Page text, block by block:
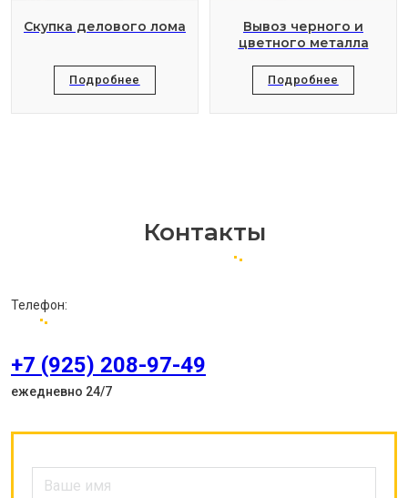
Скупка делового лома
Подробнее
Вывоз черного и
цветного металла
Подробнее
Контакты
Телефон:
+7 (925) 208-97-49
ежедневно 24/7